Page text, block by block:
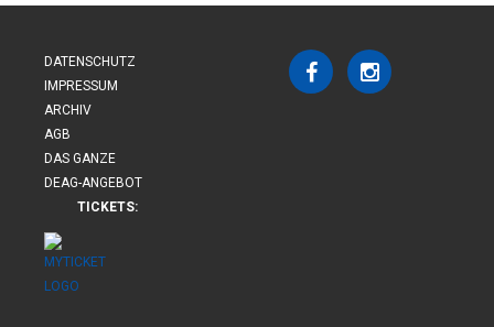
DATENSCHUTZ
IMPRESSUM
ARCHIV
AGB
DAS GANZE
DEAG-ANGEBOT
TICKETS: